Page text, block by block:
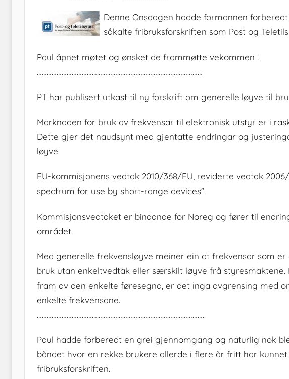
Denne Onsdagen hadde formannen
såkalte fribruksforskriften som Post og
Paul åpnet møtet og ønsket de frammøtte vekommen !
………………………………………………………………………………………
PT har publisert utkast til ny forskrift om generelle løyve til
Marknaden for bruk av frekvensar til elektronisk utstyr er i
Dette gjer det naudsynt med gjentatte endringar og
løyve.
EU-kommisjonens vedtak 2010/368/EU, reviderte vedtak
spectrum for use by short-range devices”.
Kommisjonsvedtaket er bindande for Noreg og fører til
området.
Med generelle frekvensløyve meiner ein at frekvensar som
bruk utan enkeltvedtak eller særskilt løyve frå
fram av den enkelte føresegna, er det inga avgrensing med
enkelte frekvensane.
………………………………………………………………………………………..
Paul hadde forberedt en grei gjennomgang og naturlig nok
båndet hvor en rekke brukere allerde i flere år fritt har
fribruksforskriften.